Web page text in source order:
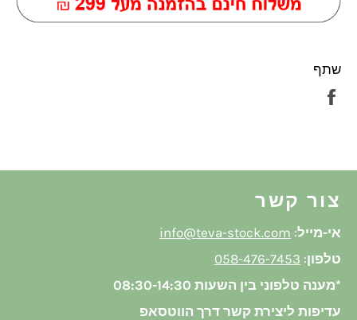
שתף
צור קשר
אי-מייל:
info@teva-stock.com
טלפון:
058-476-7453
*מענה טלפוני בין השעות 08:30-14:30
עדיפות ליצירת קשר דרך הווטסאפ